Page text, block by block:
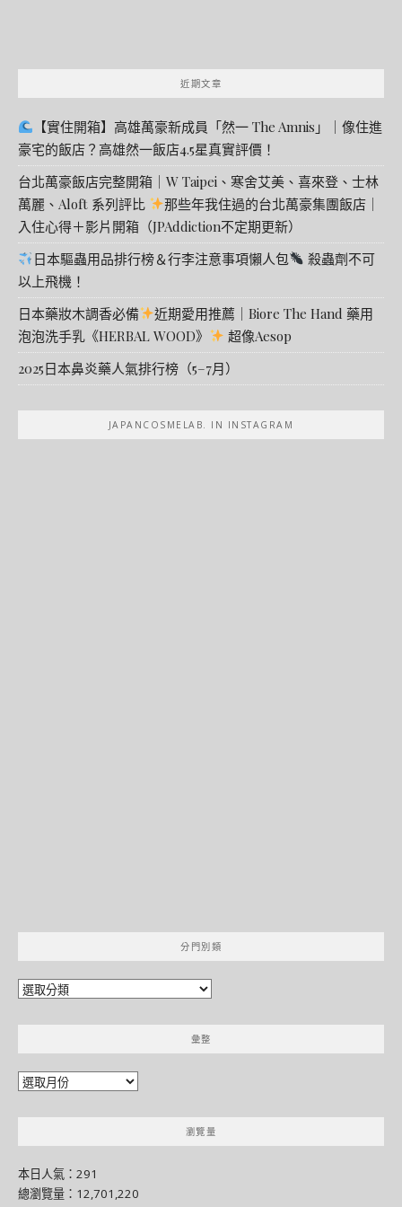
近期文章
【實住開箱】高雄萬豪新成員「然一 The Amnis」｜像住進
豪宅的飯店？高雄然一飯店4.5星真實評價！
台北萬豪飯店完整開箱｜W Taipei、寒舍艾美、喜來登、士林
萬麗、Aloft 系列評比
那些年我住過的台北萬豪集團飯店｜
入住心得＋影片開箱（JPAddiction不定期更新）
日本驅蟲用品排行榜＆行李注意事項懶人包
殺蟲劑不可
以上飛機！
日本藥妝木調香必備
近期愛用推薦｜Biore The Hand 藥用
泡泡洗手乳《HERBAL WOOD》
超像Aesop
2025日本鼻炎藥人氣排行榜（5–7月）
JAPANCOSMELAB. IN INSTAGRAM
分門別類
分
別
彙整
彙
瀏覽量
本日人氣：291
總瀏覽量：12,701,220